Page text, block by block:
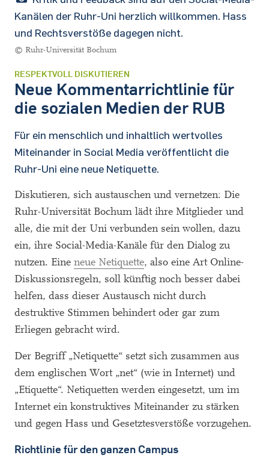
Kanälen der Ruhr-Uni herzlich willkommen. Hass
und Rechtsverstöße dagegen nicht.
© Ruhr-Universität Bochum
RESPEKTVOLL DISKUTIEREN
Neue Kommentarrichtlinie für
die sozialen Medien der RUB
Für ein menschlich und inhaltlich wertvolles
Miteinander in Social Media veröffentlicht die
Ruhr-Uni eine neue Netiquette.
Diskutieren, sich austauschen und vernetzen: Die
Ruhr-Universität Bochum lädt ihre Mitglieder und
alle, die mit der Uni verbunden sein wollen, dazu
ein, ihre Social-Media-Kanäle für den Dialog zu
nutzen. Eine neue Netiquette, also eine Art Online-
Diskussionsregeln, soll künftig noch besser dabei
helfen, dass dieser Austausch nicht durch
destruktive Stimmen behindert oder gar zum
Erliegen gebracht wird.
Der Begriff „Netiquette“ setzt sich zusammen aus
dem englischen Wort „net“ (wie in Internet) und
„Etiquette“. Netiquetten werden eingesetzt, um im
Internet ein konstruktives Miteinander zu stärken
und gegen Hass und Gesetztesverstöße vorzugehen.
Richtlinie für den ganzen Campus